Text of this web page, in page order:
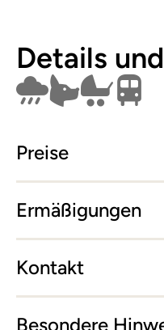
Details
Findet bei
Hunde
Preise
Ermäßigungen
Kontakt
Besondere